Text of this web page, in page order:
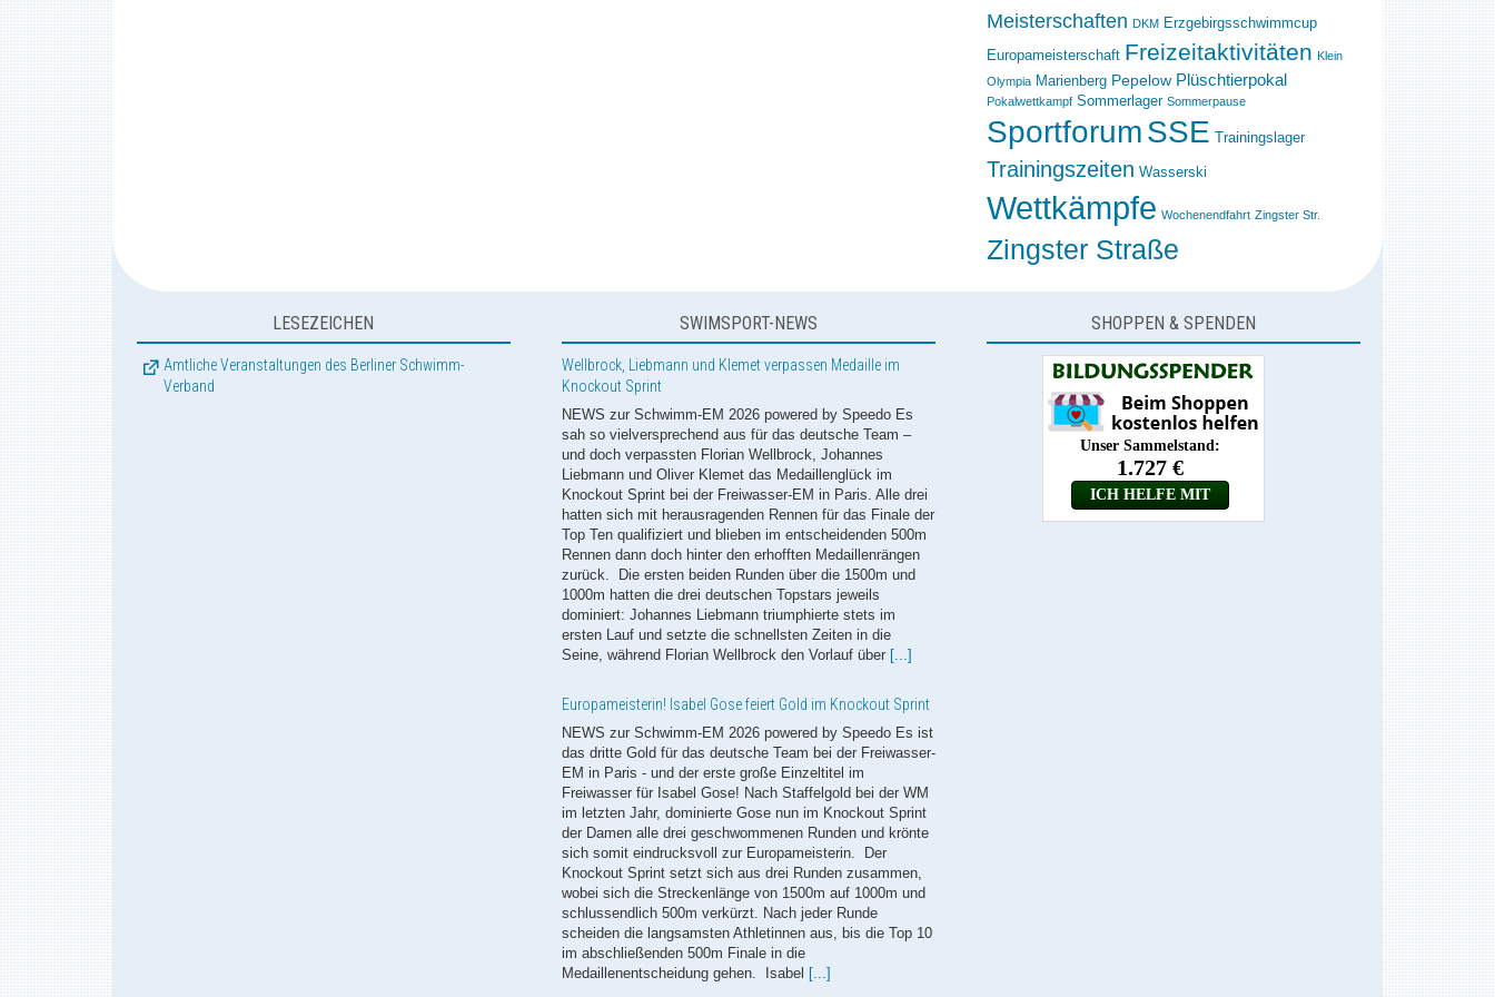
Meisterschaften DKM Erzgebirgsschwimmcup
Europameisterschaft Freizeitaktivitäten Klein
Olympia Marienberg Pepelow Plüschtierpokal
Pokalwettkampf Sommerlager Sommerpause
SportforumSSE Trainingslager
Trainingszeiten Wasserski
Wettkämpfe Wochenendfahrt Zingster Str.
Zingster Straße
LESEZEICHEN
Amtliche Veranstaltungen des Berliner Schwimm-
Verband
SWIMSPORT-NEWS
Rennen dann doch hinter den erhofften Medaillenrängen
zurück. Die ersten beiden Runden über die 1500m und
1000m hatten die drei deutschen Topstars jeweils
dominiert: Johannes Liebmann triumphierte stets im
Seine, während Florian Wellbrock den Vorlauf über[...]
Europameisterin! Isabel Gose feiert Gold im Knockout Sprint
NEWS zur Schwimm-EM 2026 powered by Speedo Es ist
das dritte Gold für das deutsche Team bei der Freiwasser-
EM in Paris - und der erste große Einzeltitel im
Freiwasser für Isabel Gose! Nach Staffelgold bei der WM
im letzten Jahr, dominierte Gose nun im Knockout Sprint
der Damen alle drei geschwommenen Runden und krönte
sich somit eindrucksvoll zur Europameisterin. Der
Knockout Sprint setzt sich aus drei Runden zusammen,
wobei sich die Streckenlänge von 1500m auf 1000m und
scheiden die langsamsten Athletinnen aus, bis die Top 10
Medaillenentscheidung gehen. Isabel[...]
Mehr als zwei Millionen US-Dollar Preisgelder für Kurzbahn-
WM 2026
Der Weltverband World Aquatics schüttet bei den
Kurzbahn-Weltmeisterschaften Ende des Jahres in
Peking erneut Preisgelder von ingesamt mehr als zwei
Millionen US-Dollar aus. Im Vergleich zu den
Titelkämpfen 2024 gibt es nur kleinere Anpassungen. Die
wichtigste Änderung betrifft die sogenannte "Double
Crown". Wer eine Strecke sowohl bei allen drei Station
des Weltcups gewinnt und dann auch bei der Kurzbahn-
SHOPPEN & SPENDEN